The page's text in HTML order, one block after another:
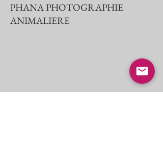
PHANA PHOTOGRAPHIE
ANIMALIERE